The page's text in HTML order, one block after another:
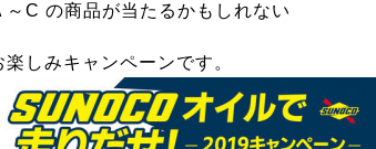
～C の商品が当たるかもしれない
楽しみキャンペーンです。